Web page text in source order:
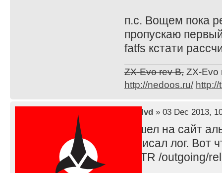
п.с. Вощем пока
пропускаю
fatfs кстати
ZX-Evo rev B,ZX-Evo
http://nedoos.ru/ http://
lvd» 03 Dec 2013,
Зашел на сайт
записал лог. Вот
RETR /outgoing/